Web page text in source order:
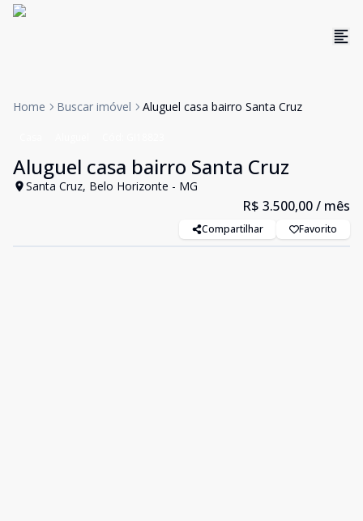
Home Buscar imóvel Aluguel casa bairro Santa Cruz
Aluguel casa bairro Santa Cruz
Santa Cruz, Belo Horizonte - MG
R$ 3.500,00/ mês
Compartilhar Favorito